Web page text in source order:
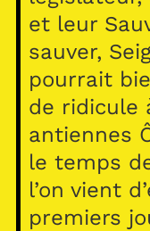
et leur
sauver,
pourrait
de ridicule
antiennes
le temps
l’on vient
premiers